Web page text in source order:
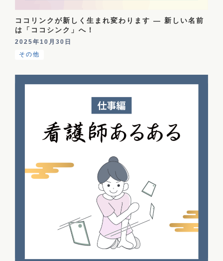
ココリンクが新しく生まれ変わります — 新しい名前
は「ココシンク」へ！
2025年10月30日
その他